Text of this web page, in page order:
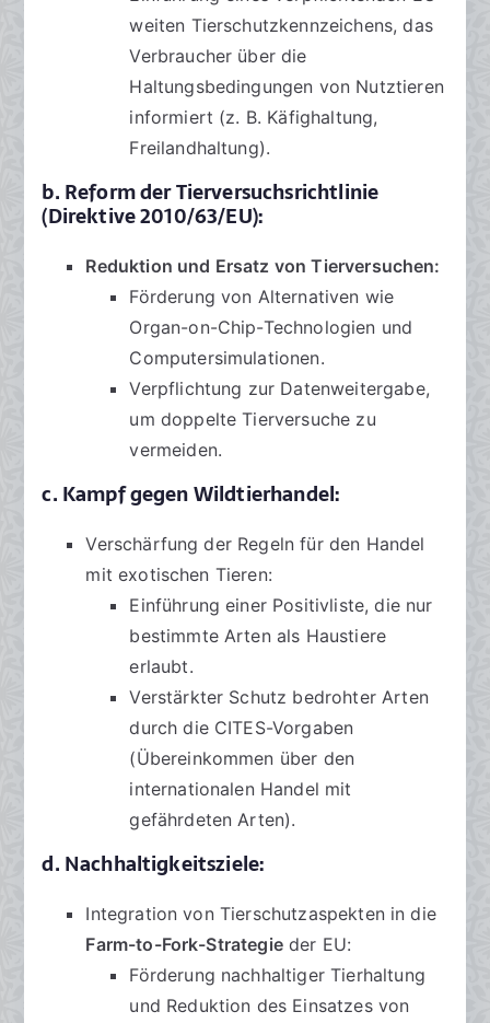
weiten Tierschutzkennzeichens, das
Verbraucher über die
Haltungsbedingungen von Nutztieren
informiert (z. B. Käfighaltung,
Freilandhaltung).
b. Reform der Tierversuchsrichtlinie
(Direktive 2010/63/EU):
Reduktion und Ersatz von Tierversuchen:
Förderung von Alternativen wie
Organ-on-Chip-Technologien und
Computersimulationen.
Verpflichtung zur Datenweitergabe,
um doppelte Tierversuche zu
vermeiden.
c. Kampf gegen Wildtierhandel:
Verschärfung der Regeln für den Handel
mit exotischen Tieren:
Einführung einer Positivliste, die nur
bestimmte Arten als Haustiere
erlaubt.
Verstärkter Schutz bedrohter Arten
durch die CITES-Vorgaben
(Übereinkommen über den
internationalen Handel mit
gefährdeten Arten).
d. Nachhaltigkeitsziele:
Integration von Tierschutzaspekten in die
Farm-to-Fork-Strategieder EU:
Förderung nachhaltiger Tierhaltung
und Reduktion des Einsatzes von